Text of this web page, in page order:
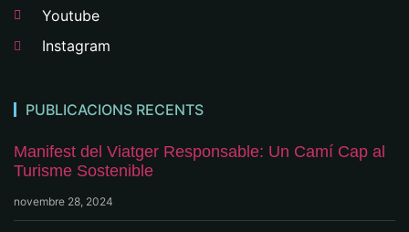
Youtube
Instagram
PUBLICACIONS RECENTS
Manifest del Viatger Responsable: Un Camí Cap al
Turisme Sostenible
novembre 28, 2024